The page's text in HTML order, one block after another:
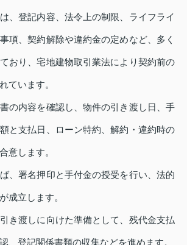
、登記内容、法令上の制限、ライフライ
項、契約解除や違約金の定めなど、多く
おり、宅地建物取引業法により契約前の
ています。
の内容を確認し、物件の引き渡し日、手
と支払日、ローン特約、解約・違約時の
意します。
、署名押印と手付金の授受を行い、法的
成立します。
き渡しに向けた準備として、残代金支払
、登記関係書類の収集などを進めます。